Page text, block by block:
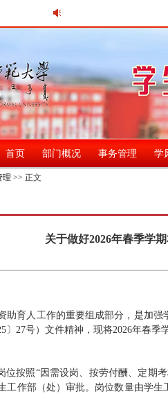
首页 部门概况 事务管理 学
理 >> 正文
关于做好2026年春季学
助育人工作的重要组成部分，是加
〕27号）文件精神，现将2026年春季
位按照“因需设岗、按劳付酬、定期
工作部（处）审批。岗位数量由学